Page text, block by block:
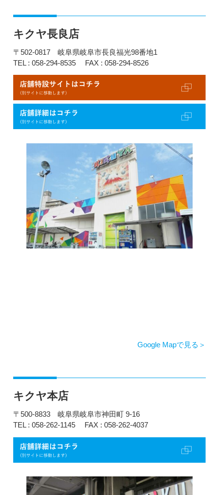
キクヤ長良店
〒502-0817 岐阜県岐阜市長良福光98番地1
TEL : 058-294-8535
FAX : 058-294-8526
Google Mapで見る
キクヤ本店
〒500-8833 岐阜県岐阜市神田町 9-16
TEL : 058-262-1145
FAX : 058-262-4037